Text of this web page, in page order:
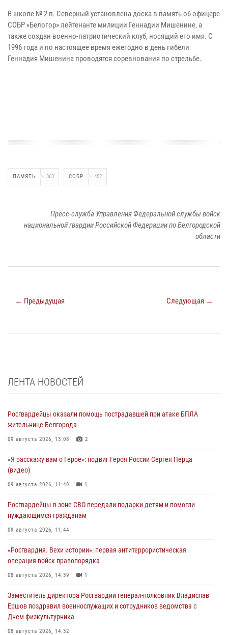
В школе № 2 п. Северный установлена доска в память об офицере
СОБР «Белогор» лейтенанте милиции Геннадии Мишенине, а
также создан военно-патриотический клуб, носящий его имя. С
1996 года и по настоящее время ежегодно в день гибели
Геннадия Мишенина проводятся соревнования по стрельбе.
ПАМЯТЬ 363 СОБР 452
Пресс-служба Управления Федеральной службы войск
национальной гвардии Российской Федерации по Белгородской
области
← Предыдущая Следующая →
ЛЕНТА НОВОСТЕЙ
Росгвардейцы оказали помощь пострадавшей при атаке БПЛА
жительнице Белгорода
09 августа 2026, 13:08 2
«Я расскажу вам о Герое»: подвиг Героя России Сергея Перца
(видео)
09 августа 2026, 11:49 1
Росгвардейцы в зоне СВО передали подарки детям и помогли
нуждающимся гражданам
09 августа 2026, 11:44
«Росгвардия. Вехи истории»: первая антитеррористическая
операция войск правопорядка
08 августа 2026, 14:39 1
Заместитель директора Росгвардии генерал-полковник Владислав
Ершов поздравил военнослужащих и сотрудников ведомства с
Днем физкультурника
08 августа 2026, 14:32